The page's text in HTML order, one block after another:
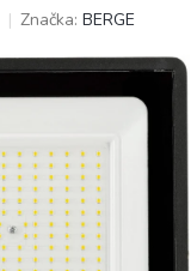
Značka: BERGE